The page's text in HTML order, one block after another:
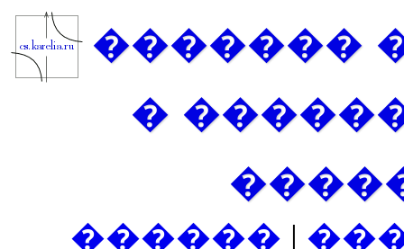
�������
�
������ |